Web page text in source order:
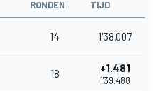
RONDEN TIJD
14 1'38.007
18 +1.481
1'39.488